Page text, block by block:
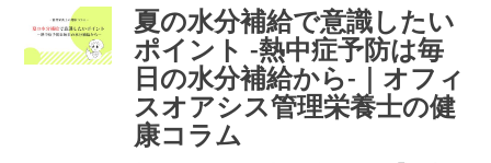
夏の水分補給で意識したい
ポイント -熱中症予防は毎
日の水分補給から-｜オフィ
スオアシス管理栄養士の健
康コラム